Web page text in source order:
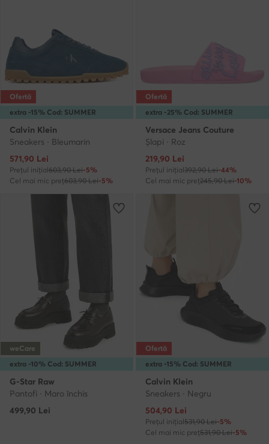
extra -15% Cod: SUMMER
Ofertă
Calvin Klein
Sneakers · Bleumarin
Prețul actual
571,90 Lei
Prețul inițial603,90 Lei-5%
Cel mai mic preț603,90 Lei-5%
extra -25% Cod: SUMMER
Ofertă
Versace Jeans Couture
Şlapi · Roz
Prețul actual
219,90 Lei
Prețul inițial392,90 Lei-44%
Cel mai mic preț245,90 Lei-10%
extra -10% Cod: SUMMER
weCare
G-Star Raw
Pantofi · Maro închis
499,90 Lei
extra -15% Cod: SUMMER
Ofertă
Calvin Klein
Sneakers · Negru
Prețul actual
504,90 Lei
Prețul inițial531,90 Lei-5%
Cel mai mic preț531,90 Lei-5%